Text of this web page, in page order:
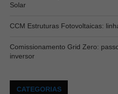
Solar
CCM Estruturas Fotovoltaicas:
Comissionamento Grid Zero:
inversor
CATEGORIAS